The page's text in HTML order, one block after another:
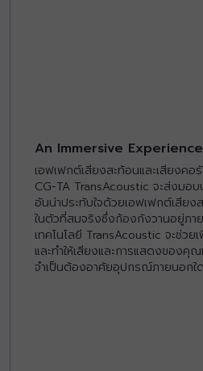
An Immersive Experience
เอฟเฟกต์เสียงสะท้อนและเสียงคอ
CG-TA TransAcoustic จะส่งมอ
อันน่าประทับใจด้วยเอฟเฟกต์เสียง
ในตัวที่สมจริงซึ่งก้องกังวานอยู่ภา
เทคโนโลยี TransAcoustic จะช่ว
และทำให้เสียงและการแสดงของคุ
จำเป็นต้องอาศัยอุปกรณ์ภายนอกใ